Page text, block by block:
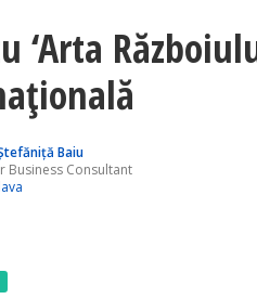
‘Arta
Baiu
Business Consultant